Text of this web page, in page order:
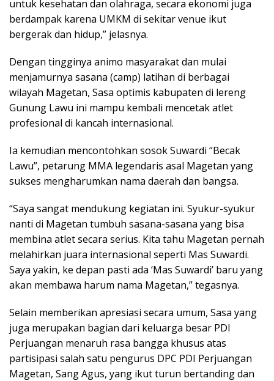
untuk kesehatan dan olahraga, secara ekonomi juga
berdampak karena UMKM di sekitar venue ikut
bergerak dan hidup,” jelasnya.
Dengan tingginya animo masyarakat dan mulai
menjamurnya sasana (camp) latihan di berbagai
wilayah Magetan, Sasa optimis kabupaten di lereng
Gunung Lawu ini mampu kembali mencetak atlet
profesional di kancah internasional.
Ia kemudian mencontohkan sosok Suwardi “Becak
Lawu”, petarung MMA legendaris asal Magetan yang
sukses mengharumkan nama daerah dan bangsa.
“Saya sangat mendukung kegiatan ini. Syukur-syukur
nanti di Magetan tumbuh sasana-sasana yang bisa
membina atlet secara serius. Kita tahu Magetan pernah
melahirkan juara internasional seperti Mas Suwardi.
Saya yakin, ke depan pasti ada ‘Mas Suwardi’ baru yang
akan membawa harum nama Magetan,” tegasnya.
Selain memberikan apresiasi secara umum, Sasa yang
juga merupakan bagian dari keluarga besar PDI
Perjuangan menaruh rasa bangga khusus atas
partisipasi salah satu pengurus DPC PDI Perjuangan
Magetan, Sang Agus, yang ikut turun bertanding dan